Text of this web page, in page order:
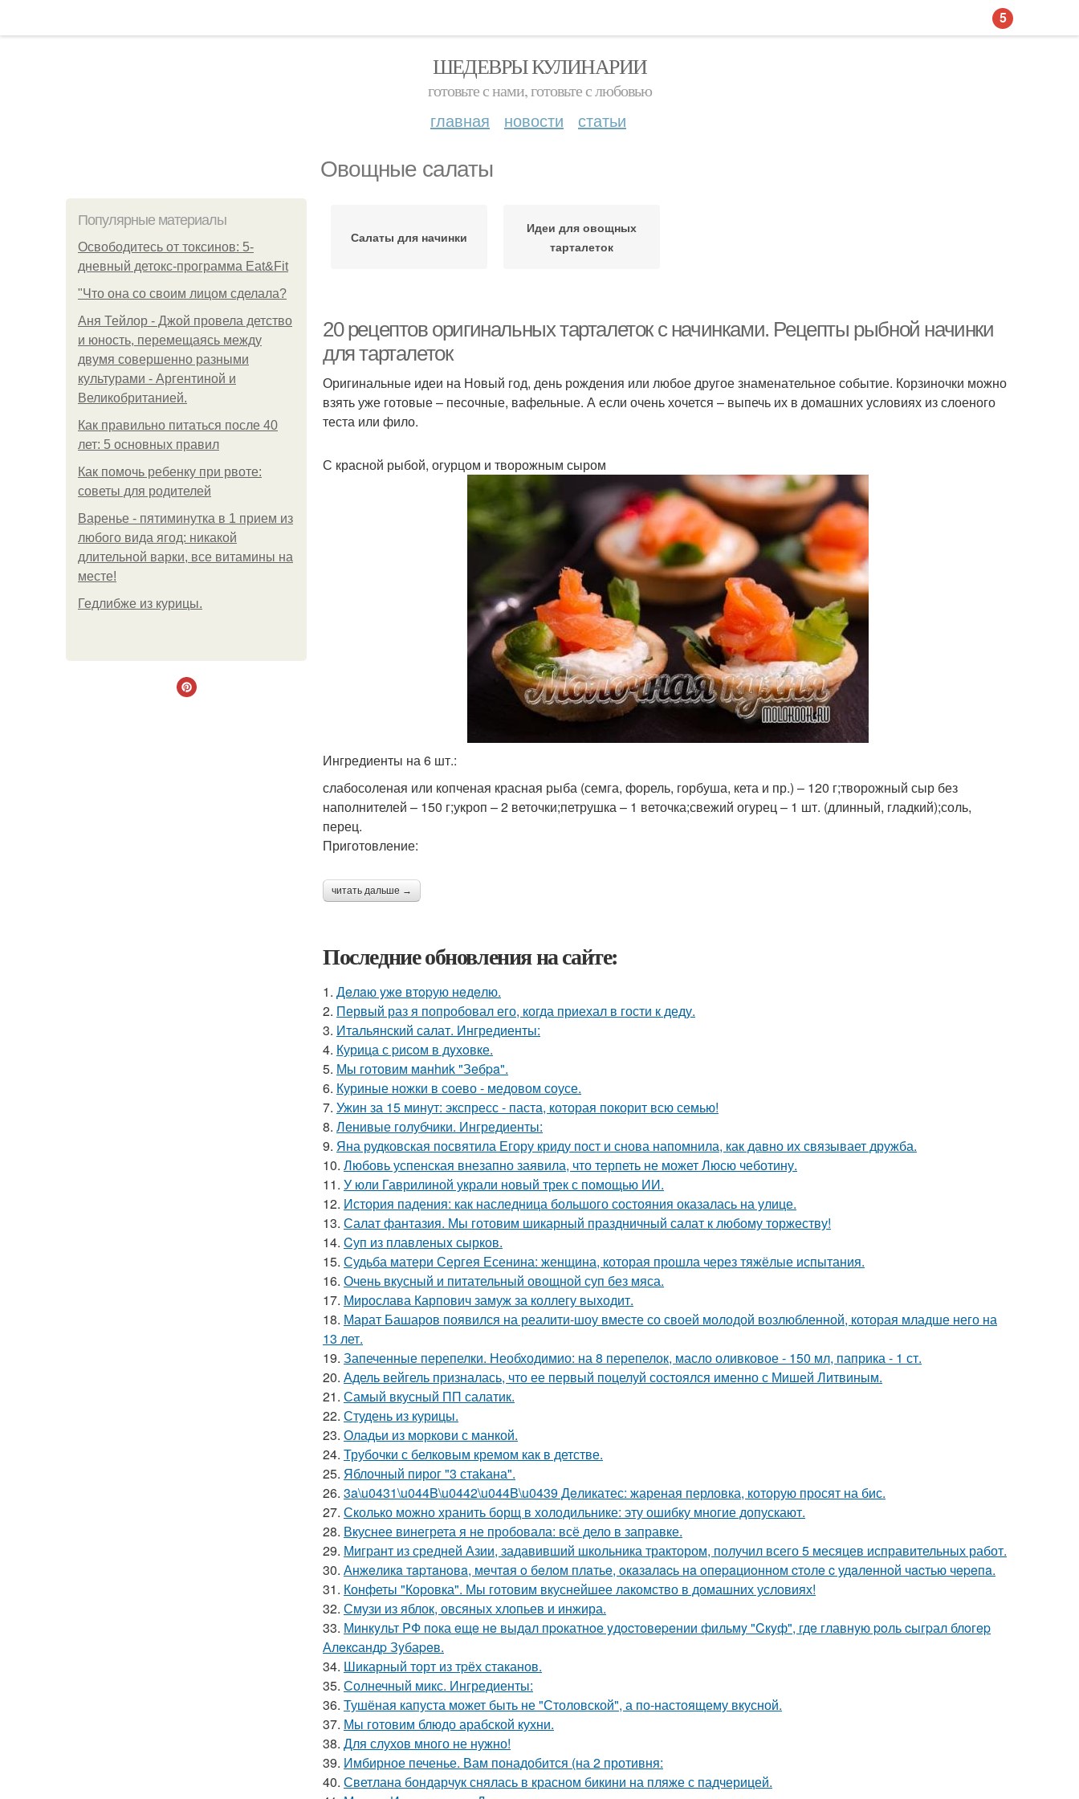
ШЕДЕВРЫ КУЛИНАРИИ
готовьте с нами, готовьте с любовью
главная новости статьи
Овощные салаты
Популярные материалы
Освободитесь от токсинов: 5-
дневный детокс-программа Eat&Fit
"Что она со своим лицом сделала?
Аня Тейлор - Джой провела детство
и юность, перемещаясь между
двумя совершенно разными
культурами - Аргентиной и
Великобританией.
Как правильно питаться после 40
лет: 5 основных правил
Как помочь ребенку при рвоте:
советы для родителей
Варенье - пятиминутка в 1 прием из
любого вида ягод: никакой
длительной варки, все витамины на
месте!
Гедлибже из курицы.
Салаты для начинки
Идеи для овощных
тарталеток
20 рецептов оригинальных тарталеток с начинками. Рецепты рыбной начинки
для тарталеток
Оригинальные идеи на Новый год, день рождения или любое другое знаменательное событие. Корзиночки можно
взять уже готовые – песочные, вафельные. А если очень хочется – выпечь их в домашних условиях из слоеного
теста или фило.
С красной рыбой, огурцом и творожным сыром
Ингредиенты на 6 шт.:
слабосоленая или копченая красная рыба (семга, форель, горбуша, кета и пр.) – 120 г;творожный сыр без
наполнителей – 150 г;укроп – 2 веточки;петрушка – 1 веточка;свежий огурец – 1 шт. (длинный, гладкий);соль,
перец.
Приготовление:
читать дальше →
Последние обновления на сайте:
1. Дeлaю yжe втopую нeдeлю.
2. Первый раз я попробовал его, когда приехал в гости к деду.
3. Итальянский салат. Ингредиенты:
4. Курица с pисoм в дyхoвке.
5. Мы готовим мaнhиk "Зeбpa".
6. Куриные ножки в соево - медовом соусе.
7. Ужин за 15 минут: экспресс - паста, которая покорит всю семью!
8. Ленивые голубчики. Ингредиенты:
9. Яна рудковская посвятила Егору криду пост и снова напомнила, как давно их связывает дружба.
10. Любовь успенская внезапно заявила, что терпеть не может Люсю чеботину.
11. У юли Гаврилиной украли новый трек с помощью ИИ.
12. История падения: как наследница большого состояния оказалась на улице.
13. Салат фантазия. Мы готовим шикарный праздничный салат к любому торжеству!
14. Cуп из плавленыx сырков.
15. Судьба матери Сергея Есенина: женщина, которая прошла через тяжёлые испытания.
16. Очень вкусный и питательный овощной суп без мяса.
17. Мирослава Карпович замуж за коллегу выходит.
18. Марат Башаров появился на реалити-шоу вместе со своей молодой возлюбленной, которая младше него на
13 лет.
19. Запеченные перепелки. Необходимио: на 8 перепелок, масло оливковое - 150 мл, паприка - 1 ст.
20. Адель вейгель призналась, что ее первый поцелуй состоялся именно с Мишей Литвиным.
21. Самый вкусный ПП салатик.
22. Студень из курицы.
23. Оладьи из моркови с манкой.
24. Трубочки с белковым кремом как в детстве.
25. Яблочный пирог "3 стаkана".
26. 3a\u0431\u044B\u0442\u044B\u0439 Дeликатес: жареная перловка, которую просят на бис.
27. Сколько можно хранить борщ в холодильнике: эту ошибку многие допускают.
28. Вкуснее винегрета я не пробовала: всё дело в заправке.
29. Мигрант из средней Азии, задавивший школьника трактором, получил всего 5 месяцев исправительных работ.
30. Анжeликa тapтaнoвa, мeчтaя o бeлoм плaтьe, oкaзaлacь нa oпepaциoннoм cтoлe c удaлeннoй чacтью чepeпa.
31. Конфеты "Коровка". Мы готовим вкуснейшее лакомство в домашних условиях!
32. Смузи из яблок, овсяных хлопьев и инжира.
33. Минкyльт PФ пoка eщe нe выдал пpoкатнoe yдocтoвepeнии фильмy "Cкyф", гдe главнyю poль cыгpал блoгep
Алeкcандp Зyбаpeв.
34. Шикарный торт из тpёх стаканов.
35. Солнечный микс. Ингредиенты:
36. Тушёная капуста может быть не "Столовской", а по-настоящему вкусной.
37. Мы готовим блюдо арабской кухни.
38. Для слухов много не нужно!
39. Имбирное печенье. Вам понадобится (на 2 противня:
40. Светлана бондарчук снялась в красном бикини на пляже с падчерицей.
5